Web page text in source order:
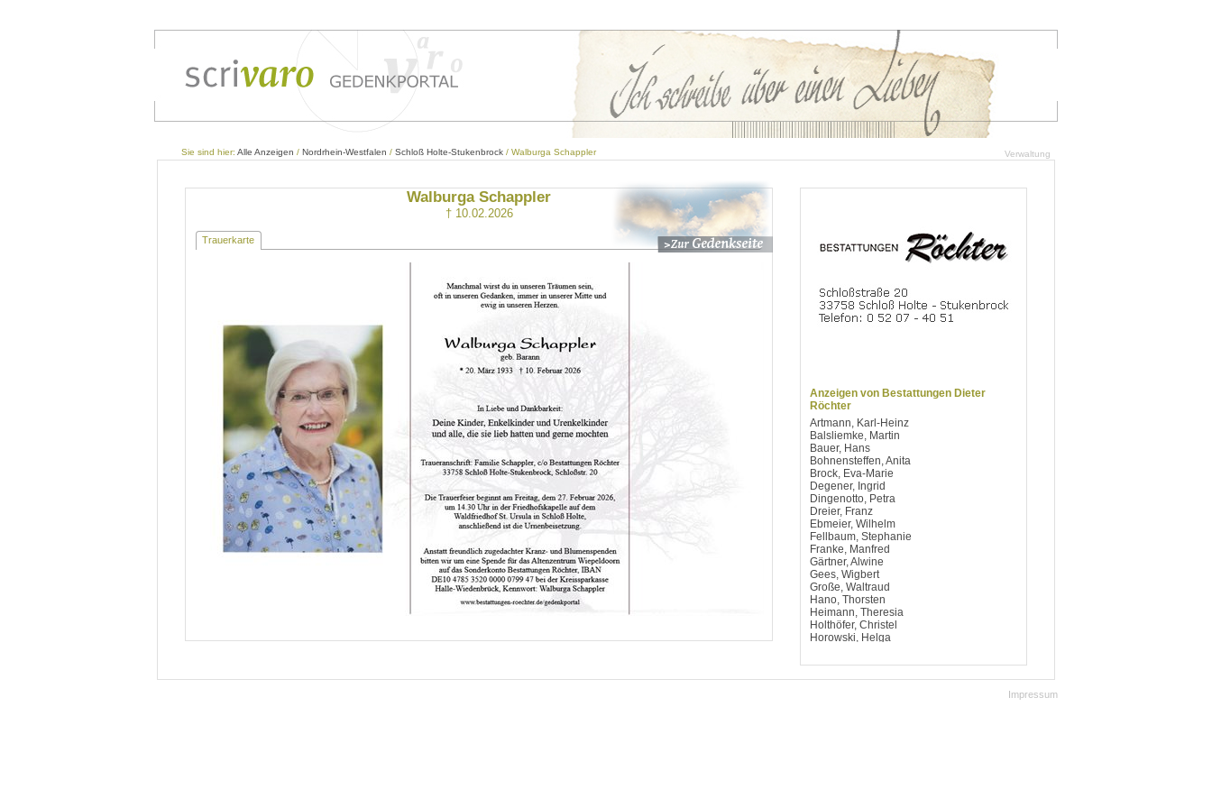
Verwaltung
Sie sind hier: Alle Anzeigen / Nordrhein-Westfalen / Schloß Holte-Stukenbrock / Walburga Schappler
Walburga Schappler
† 10.02.2026
Trauerkarte
Anzeigen von Bestattungen Dieter
Röchter
Artmann, Karl-Heinz
Balsliemke, Martin
Bauer, Hans
Bohnensteffen, Anita
Brock, Eva-Marie
Degener, Ingrid
Dingenotto, Petra
Dreier, Franz
Ebmeier, Wilhelm
Fellbaum, Stephanie
Franke, Manfred
Gärtner, Alwine
Gees, Wigbert
Große, Waltraud
Hano, Thorsten
Heimann, Theresia
Holthöfer, Christel
Horowski, Helga
Jürgens, Wilhelm
Impressum